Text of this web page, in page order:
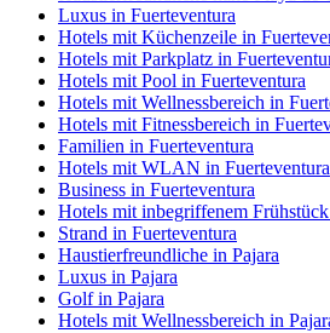
Luxus in Fuerteventura
Hotels mit Küchenzeile in
Hotels mit Parkplatz in
Hotels mit Pool in Fuerteventura
Hotels mit Wellnessbereich in
Hotels mit Fitnessbereich in
Familien in Fuerteventura
Hotels mit WLAN in Fuerteventura
Business in Fuerteventura
Hotels mit inbegriffenem
Strand in Fuerteventura
Haustierfreundliche in Pajara
Luxus in Pajara
Golf in Pajara
Hotels mit Wellnessbereich in